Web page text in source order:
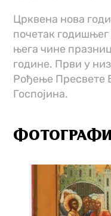
Црквена нова
почетак годишњег
њега чине
године. Први у
Рођење Пресвете
Госпојина.